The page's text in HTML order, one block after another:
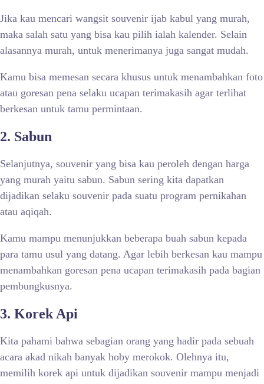
Jika kau mencari wangsit souvenir ijab kabul yang murah,
maka salah satu yang bisa kau pilih ialah kalender. Selain
alasannya murah, untuk menerimanya juga sangat mudah.
Kamu bisa memesan secara khusus untuk menambahkan foto
atau goresan pena selaku ucapan terimakasih agar terlihat
berkesan untuk tamu permintaan.
2. Sabun
Selanjutnya, souvenir yang bisa kau peroleh dengan harga
yang murah yaitu sabun. Sabun sering kita dapatkan
dijadikan selaku souvenir pada suatu program pernikahan
atau aqiqah.
Kamu mampu menunjukkan beberapa buah sabun kepada
para tamu usul yang datang. Agar lebih berkesan kau mampu
menambahkan goresan pena ucapan terimakasih pada bagian
pembungkusnya.
3. Korek Api
Kita pahami bahwa sebagian orang yang hadir pada sebuah
acara akad nikah banyak hoby merokok. Olehnya itu,
memilih korek api untuk dijadikan souvenir mampu menjadi